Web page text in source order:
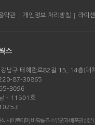
약관 | 개인정보 처리방침 | 라이
스
남구 테헤란로82길 15, 14층(대
220-87-30865
3096
- 11501호
사이트이며, 바닥툴즈 소유권과 배포권한은